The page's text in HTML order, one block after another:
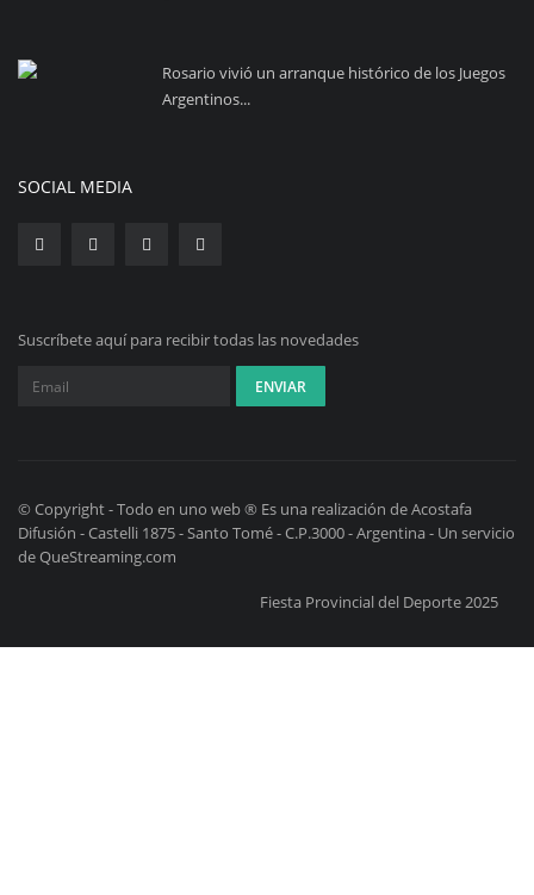
Rosario vivió un arranque histórico de los Juegos
Argentinos...
SOCIAL MEDIA
Suscríbete aquí para recibir todas las novedades
© Copyright - Todo en uno web ® Es una realización de Acostafa
Difusión - Castelli 1875 - Santo Tomé - C.P.3000 - Argentina - Un servicio
de QueStreaming.com
Fiesta Provincial del Deporte 2025